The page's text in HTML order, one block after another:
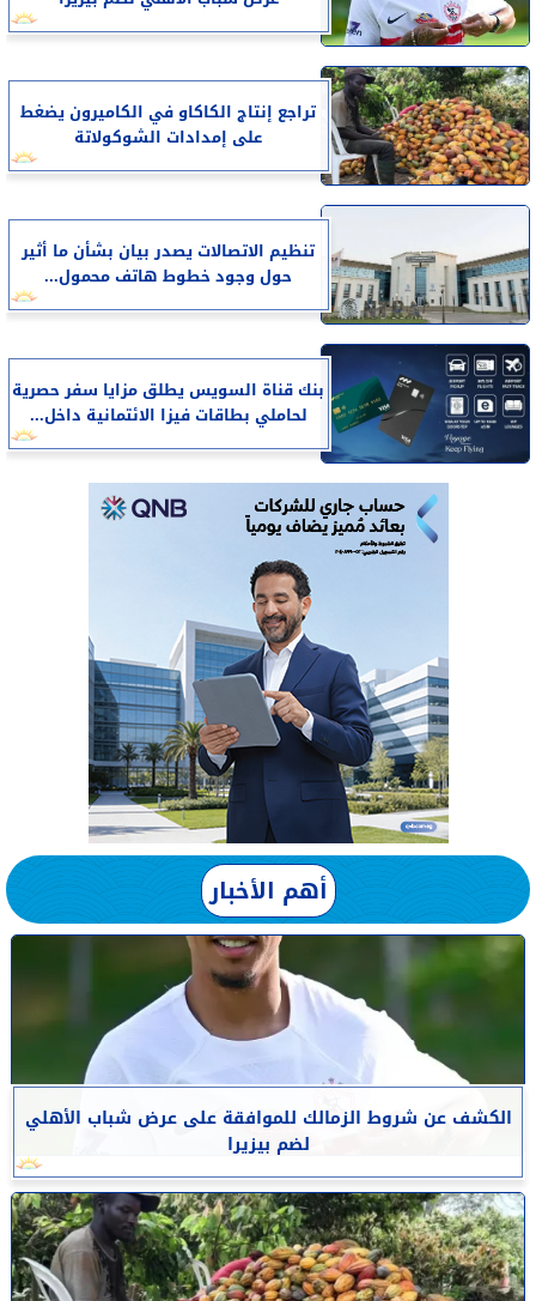
تراجع إنتاج الكاكاو في الكاميرون يضغط
على إمدادات الشوكولاتة
تنظيم الاتصالات يصدر بيان بشأن ما أثير
حول وجود خطوط هاتف محمول...
بنك قناة السويس يطلق مزايا سفر حصرية
لحاملي بطاقات فيزا الائتمانية داخل...
أهم الأخبار
الكشف عن شروط الزمالك للموافقة على عرض شباب الأهلي
لضم بيزيرا